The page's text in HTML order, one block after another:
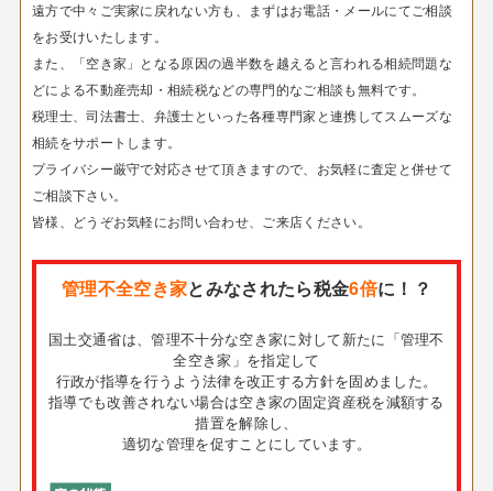
遠方で中々ご実家に戻れない方も、まずはお電話・メールにてご相談
をお受けいたします。
また、「空き家」となる原因の過半数を越えると言われる相続問題な
どによる不動産売却・相続税などの専門的なご相談も無料です。
税理士、司法書士、弁護士といった各種専門家と連携してスムーズな
相続をサポートします。
プライバシー厳守で対応させて頂きますので、お気軽に査定と併せて
ご相談下さい。
皆様、どうぞお気軽にお問い合わせ、ご来店ください。
管理不全空き家とみなされたら税金6倍に！？
国土交通省は、管理不十分な空き家に対して新たに「管理不
全空き家」を指定して
行政が指導を行うよう法律を改正する方針を固めました。
指導でも改善されない場合は空き家の固定資産税を減額する
措置を解除し、
適切な管理を促すことにしています。